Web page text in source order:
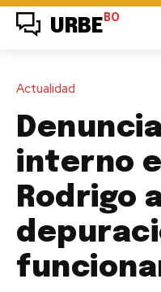
URBE BO
Actualidad
interno
Rodrigo